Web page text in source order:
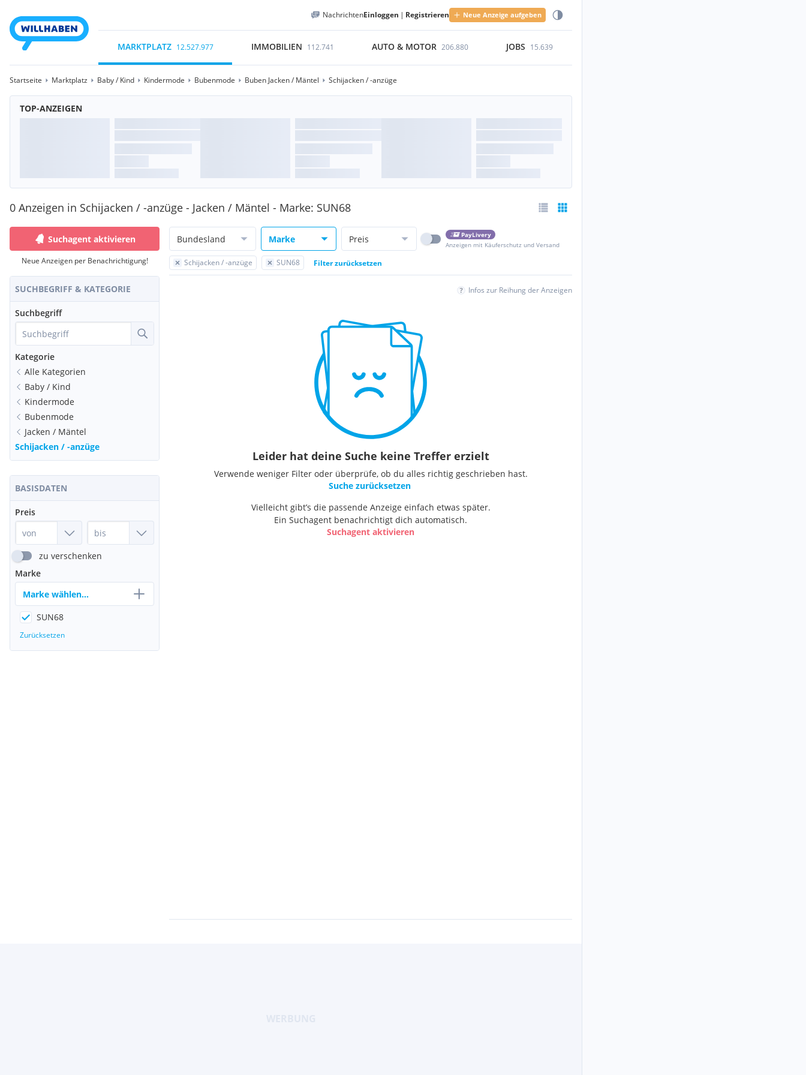
NachrichtenEinloggen | Registrieren Neue Anzeige aufgeben
MARKTPLATZ 12.527.977 IMMOBILIEN 112.741 AUTO & MOTOR 206.880 JOBS 15.639
Startseite Marktplatz Baby / Kind Kindermode Bubenmode Buben Jacken / Mäntel Schijacken / -anzüge
TOP-ANZEIGEN
0 Anzeigen in Schijacken / -anzüge - Jacken / Mäntel - Marke: SUN68
Suchagent aktivieren
Neue Anzeigen per Benachrichtigung!
SUCHBEGRIFF & KATEGORIE
Suchbegriff
Kategorie
Alle Kategorien
Baby / Kind
Kindermode
Bubenmode
Jacken / Mäntel
Schijacken / -anzüge
BASISDATEN
Preis
zu verschenken
Marke
Marke wählen...
SUN68
Zurücksetzen
Bundesland Marke Preis
PayLivery
Anzeigen mit Käuferschutz und Versand
Schijacken / -anzüge SUN68 Filter zurücksetzen
Infos zur Reihung der Anzeigen
Leider hat deine Suche keine Treffer erzielt
Verwende weniger Filter oder überprüfe, ob du alles richtig geschrieben hast.
Suche zurücksetzen
Vielleicht gibt’s die passende Anzeige einfach etwas später.
Ein Suchagent benachrichtigt dich automatisch.
Suchagent aktivieren